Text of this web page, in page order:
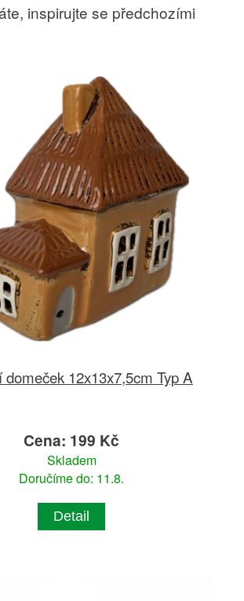
inspirujte se předchozími
domeček 12x13x7,5cm Typ A
Cena: 199 Kč
Skladem
Doručíme do: 11.8.
Detail